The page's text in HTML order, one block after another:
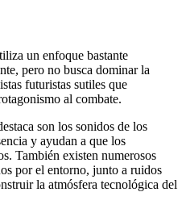
un enfoque bastante
pero no busca dominar la
futuristas sutiles que
al combate.
son los sonidos de los
y ayudan a que los
También existen numerosos
por el entorno, junto a ruidos
la atmósfera tecnológica del